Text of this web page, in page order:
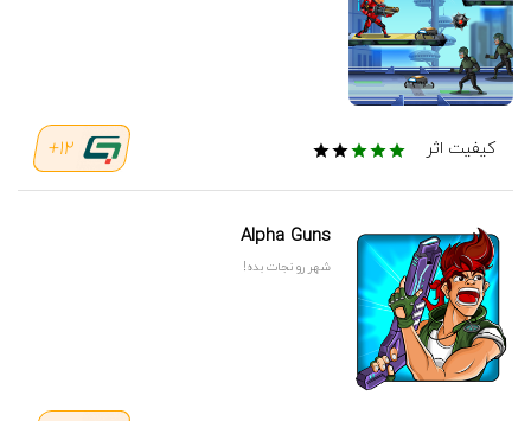
کیفیت اثر 12+
Alpha Guns
شهر رو نجات بده!